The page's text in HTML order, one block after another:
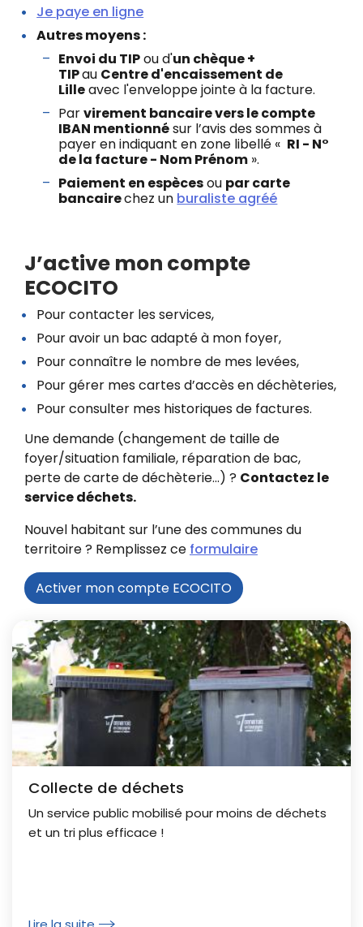
Je paye en ligne
Autres moyens :
Envoi du TIPou d'un chèque +
TIPau Centre d'encaissement de
Lilleavec l'enveloppe jointe à la facture.
Parvirement bancaire vers le compte
IBAN mentionnésur l’avis des sommes à
payer en indiquant en zone libellé « RI - N°
de la facture - Nom Prénom ».
Paiement en espècesou par carte
bancairechez un buraliste agréé
J’active mon compte
ECOCITO
Pour contacter les services,
Pour avoir un bac adapté à mon foyer,
Pour connaître le nombre de mes levées,
Pour gérer mes cartes d’accès en déchèteries,
Pour consulter mes historiques de factures.
Une demande (changement de taille de
foyer/situation familiale, réparation de bac,
perte de carte de déchèterie...) ? Contactez le
service déchets.
Nouvel habitant sur l’une des communes du
territoire ? Remplissez ce formulaire
Activer mon compte ECOCITO
Collecte de déchets
Un service public mobilisé pour moins de déchets
et un tri plus efficace !